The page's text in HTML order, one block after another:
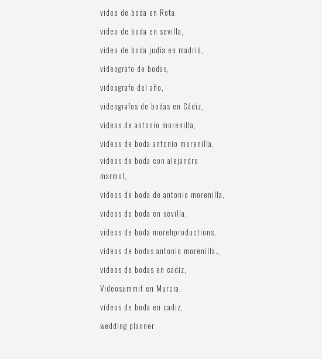
video de boda en Rota
video de boda en sevilla
video de boda judia en madrid
videografo de bodas
videografo del año
videografos de bodas en Cádiz
videos de antonio morenilla
videos de boda antonio morenilla
videos de boda con alejandro
marmol
videos de boda de antonio morenilla
videos de boda en sevilla
videos de boda morehproductions
videos de bodas antonio morenilla.
videos de bodas en cadiz
Videosummit en Murcia
vídeos de boda en cadiz
wedding planner